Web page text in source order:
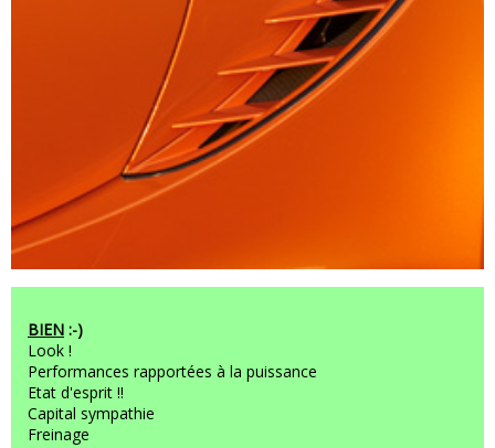
BIEN :-)
Look !
Performances rapportées à la puissance
Etat d'esprit !!
Capital sympathie
Freinage